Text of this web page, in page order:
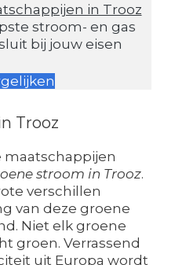
in Trooz
stroom- en gas
bij jouw eisen
Trooz
maatschappijen
stroom in Trooz.
verschillen
van deze groene
Niet elk groene
groen. Verrassend
uit Europa wordt